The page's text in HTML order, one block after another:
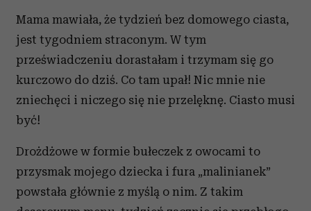
Mama mawiała, że tydzień bez domowego ciasta,
jest tygodniem straconym. W tym
przeświadczeniu dorastałam i trzymam się go
kurczowo do dziś. Co tam upał! Nic mnie nie
zniechęci i niczego się nie przelęknę. Ciasto musi
być!
Drożdżowe w formie bułeczek z owocami to
przysmak mojego dziecka i fura „malinianek”
powstała głównie z myślą o nim. Z takim